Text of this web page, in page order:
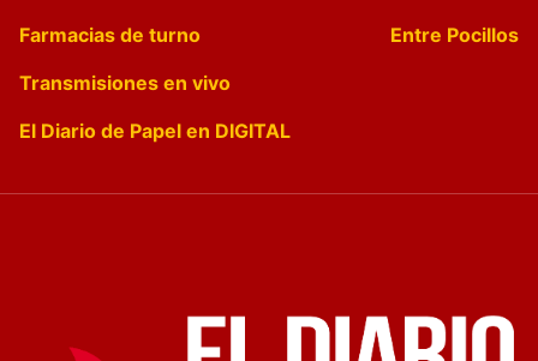
Farmacias de turno
Entre Pocillos
Transmisiones en vivo
El Diario de Papel en DIGITAL